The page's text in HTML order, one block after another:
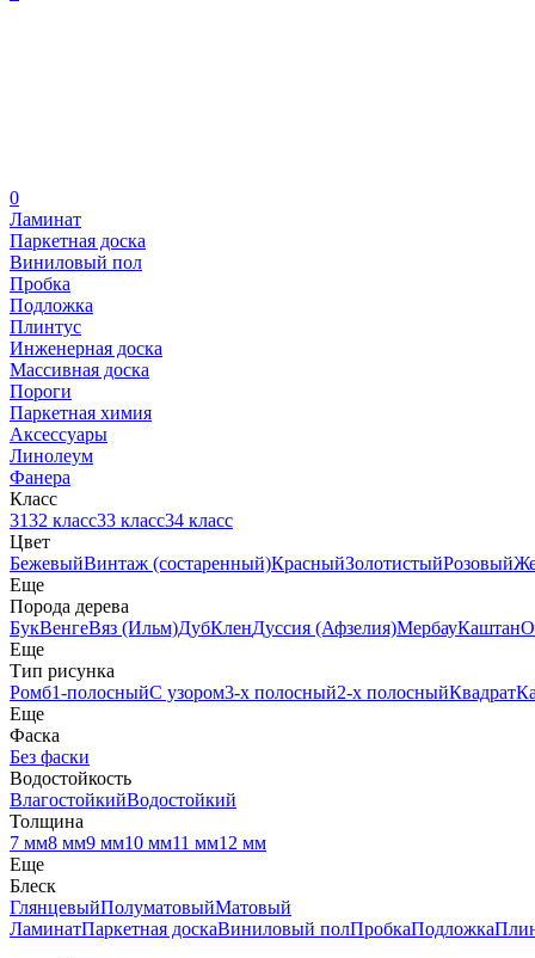
0
Ламинат
Паркетная доска
Виниловый пол
Пробка
Подложка
Плинтус
Инженерная доска
Массивная доска
Пороги
Паркетная химия
Аксессуары
Линолеум
Фанера
Класс
3132 класс33 класс34 класс
Цвет
БежевыйВинтаж (состаренный)КрасныйЗолотистыйРозовый
Еще
Порода дерева
БукВенгеВяз (Ильм)ДубКленДуссия (Афзелия)МербауКаштан
Еще
Тип рисунка
Ромб1-полосныйС узором3-х полосный2-х полосныйКвадрат
Еще
Фаска
Без фаски
Водостойкость
ВлагостойкийВодостойкий
Толщина
7 мм8 мм9 мм10 мм11 мм12 мм
Еще
Блеск
ГлянцевыйПолуматовыйМатовый
ЛаминатПаркетная доскаВиниловый полПробкаПодложка